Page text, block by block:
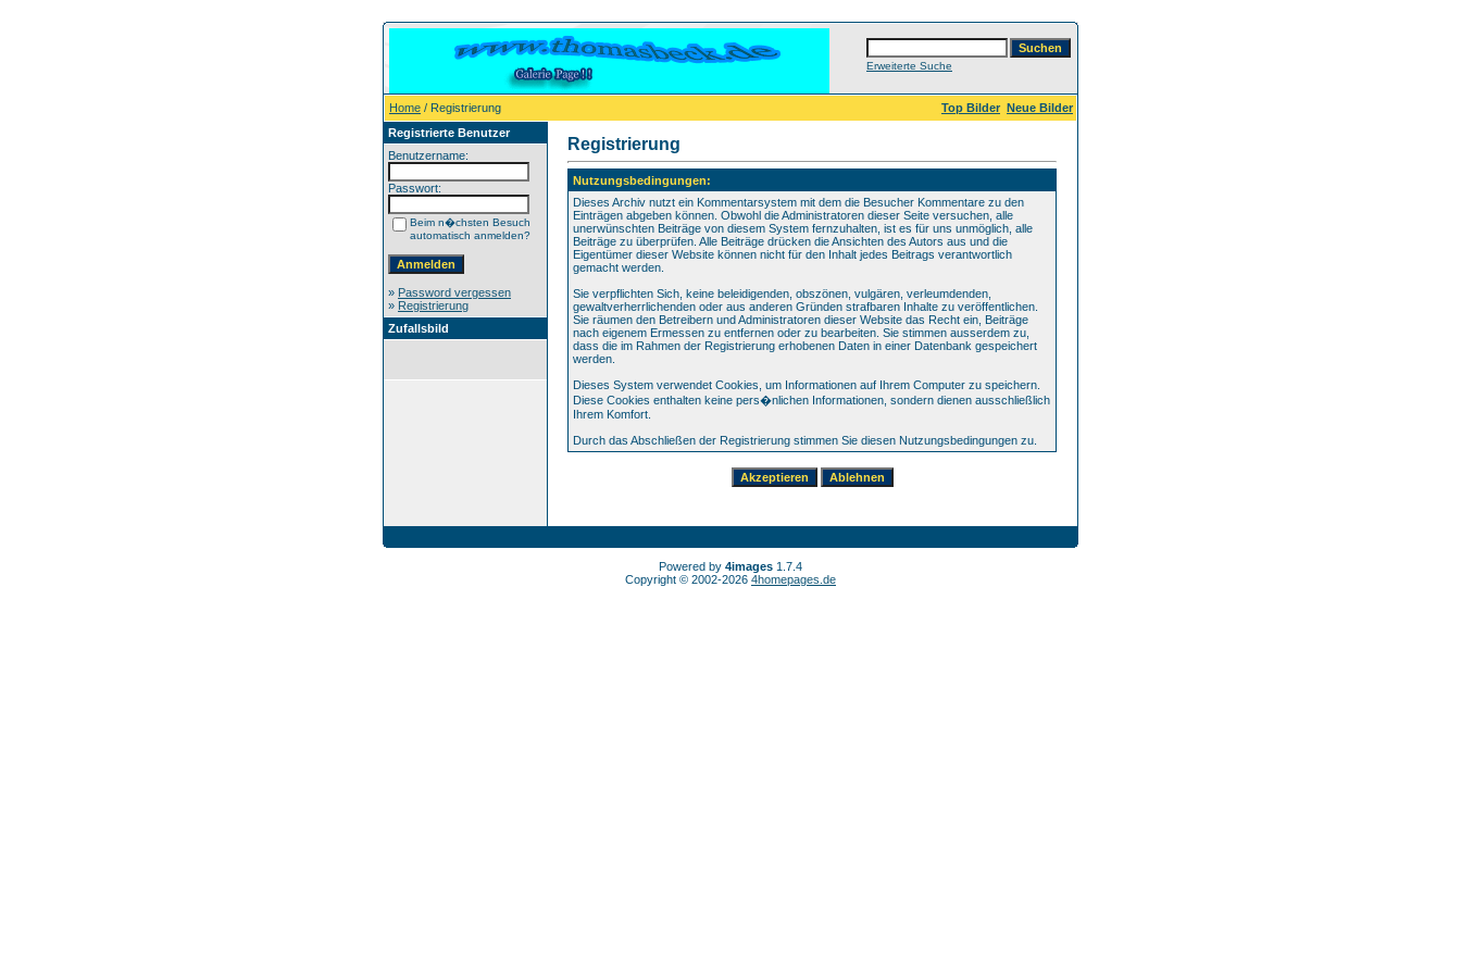
Erweiterte Suche
Home / Registrierung Top Bilder Neue Bilder
Registrierte Benutzer
Benutzername:
Passwort:
Beim n�chsten Besuch
automatisch anmelden?
» Password vergessen
» Registrierung
Zufallsbild
Registrierung
Nutzungsbedingungen:
Dieses Archiv nutzt ein Kommentarsystem mit dem die Besucher Kommentare zu den
Einträgen abgeben können. Obwohl die Administratoren dieser Seite versuchen, alle
unerwünschten Beiträge von diesem System fernzuhalten, ist es für uns unmöglich, alle
Beiträge zu überprüfen. Alle Beiträge drücken die Ansichten des Autors aus und die
Eigentümer dieser Website können nicht für den Inhalt jedes Beitrags verantwortlich
gemacht werden.
Sie verpflichten Sich, keine beleidigenden, obszönen, vulgären, verleumdenden,
gewaltverherrlichenden oder aus anderen Gründen strafbaren Inhalte zu veröffentlichen.
Sie räumen den Betreibern und Administratoren dieser Website das Recht ein, Beiträge
nach eigenem Ermessen zu entfernen oder zu bearbeiten. Sie stimmen ausserdem zu,
dass die im Rahmen der Registrierung erhobenen Daten in einer Datenbank gespeichert
werden.
Dieses System verwendet Cookies, um Informationen auf Ihrem Computer zu speichern.
Diese Cookies enthalten keine pers�nlichen Informationen, sondern dienen ausschließlich
Ihrem Komfort.
Durch das Abschließen der Registrierung stimmen Sie diesen Nutzungsbedingungen zu.
Powered by 4images 1.7.4
Copyright © 2002-2026 4homepages.de